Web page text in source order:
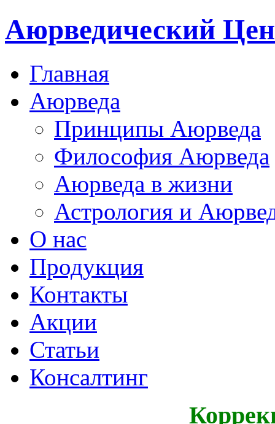
Аюрведический
Главная
Аюрведа
Принципы Аюрведа
Философия Аюрведа
Аюрведа в жизни
Астрология и
О нас
Продукция
Контакты
Акции
Статьи
Консалтинг